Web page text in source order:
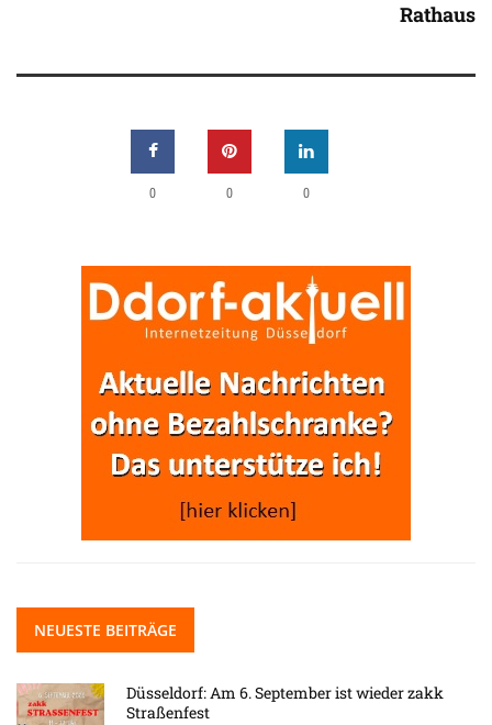
Rathaus
0 0 0
NEUESTE BEITRÄGE
Düsseldorf: Am 6. September ist wieder zakk
Straßenfest